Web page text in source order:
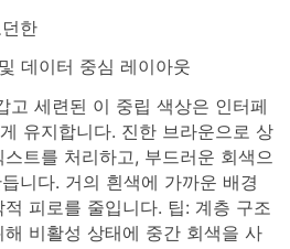
한
데이터 중심 레이아웃
고 세련된 이 중립 색상은 인터페
유지합니다. 진한 브라운으로 상
트를 처리하고, 부드러운 회색으
니다. 거의 흰색에 가까운 배경
피로를 줄입니다. 팁: 계층 구조
비활성 상태에 중간 회색을 사